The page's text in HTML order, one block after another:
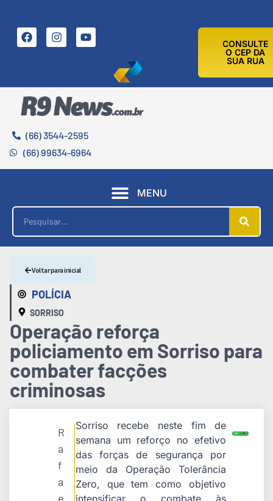
CONSULTE
O CEP DA
SUA RUA
(66) 3544-2595
(66) 99634-6964
MENU
POLÍCIA
SORRISO
Voltar para inicial
Operação reforça
policiamento em Sorriso para
combater facções
criminosas
R
a
f
a
e
Sorriso recebe neste fim de
semana um reforço no efetivo
das forças de segurança por
meio da Operação Tolerância
Zero, que tem como objetivo